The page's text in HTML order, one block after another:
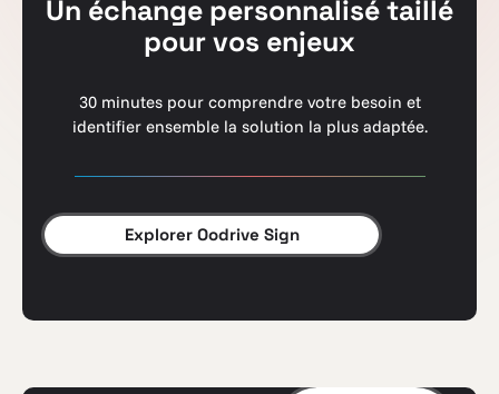
Authentification par email ou par SMS.
Découvrir la signature électronique simple
Découvrir la signature électronique avancée
reconnu dans l’UE.
Découvrir la signature électronique qualifiée
Un échange personnalisé taillé
pour vos enjeux
30 minutes pour comprendre votre besoin et
identifier ensemble la solution la plus adaptée.
Explorer Oodrive Sign